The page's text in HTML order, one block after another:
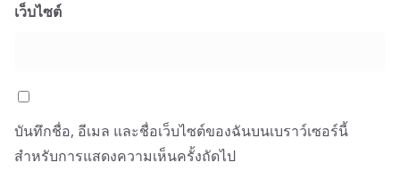
เว็บไซต์
บันทึกชื่อ, อีเมล และชื่อเว็บไซต์ของฉันบนเบราว์เซอร์นี้
สำหรับการแสดงความเห็นครั้งถัดไป